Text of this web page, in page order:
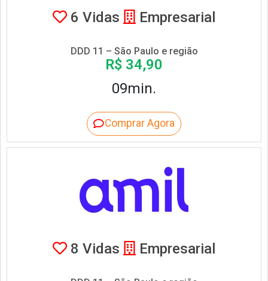
6 Vidas Empresarial
DDD 11 – São Paulo e região
R$ 34,90
09min.
Comprar Agora
8 Vidas Empresarial